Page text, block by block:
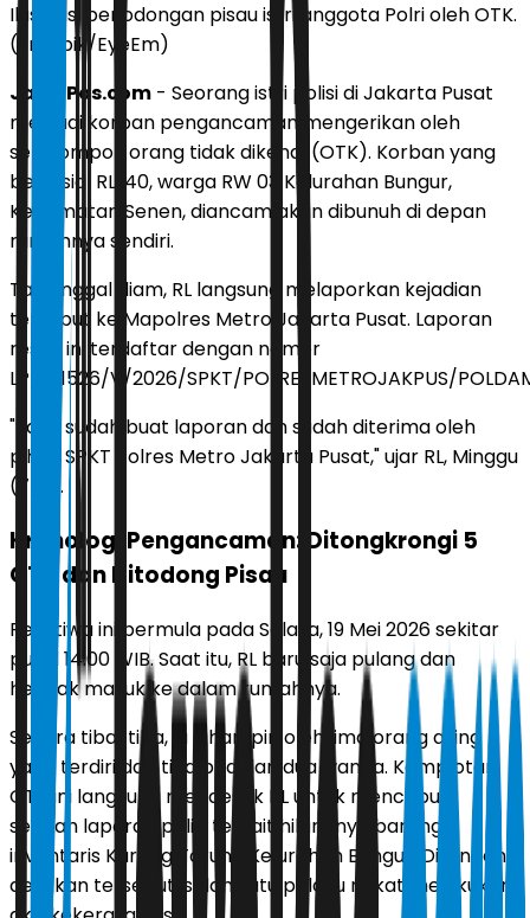
Ilustrasi penodongan pisau istri anggota Polri oleh OTK.
(Freepik/EyeEm)
JawaPos.com - Seorang istri polisi di Jakarta Pusat
menjadi korban pengancaman mengerikan oleh
sekelompok orang tidak dikenal (OTK). Korban yang
berinisial RL, 40, warga RW 03 Kelurahan Bungur,
Kecamatan Senen, diancam akan dibunuh di depan
rumahnya sendiri.
Tak tinggal diam, RL langsung melaporkan kejadian
tersebut ke Mapolres Metro Jakarta Pusat. Laporan
resmi ini terdaftar dengan nomor
LP/B/1526/V/2026/SPKT/POLRESMETROJAKPUS/
"Saya sudah buat laporan dan sudah diterima oleh
pihak SPKT Polres Metro Jakarta Pusat," ujar RL, Minggu
(7/6).
Kronologi Pengancaman: Ditongkrongi 5
OTK dan Ditodong Pisau
Peristiwa ini bermula pada Selasa, 19 Mei 2026 sekitar
pukul 14.00 WIB. Saat itu, RL baru saja pulang dan
hendak masuk ke dalam rumahnya.
Secara tiba-tiba, ia dihampiri oleh lima orang asing
yang terdiri dari tiga pria dan dua wanita. Komplotan
OTK ini langsung mendesak RL untuk mencabut
sebuah laporan polisi terkait hilangnya barang
inventaris Karang Taruna Kelurahan Bungur. Ditengah
desakan tersebut, salah satu pelaku nekat melakukan